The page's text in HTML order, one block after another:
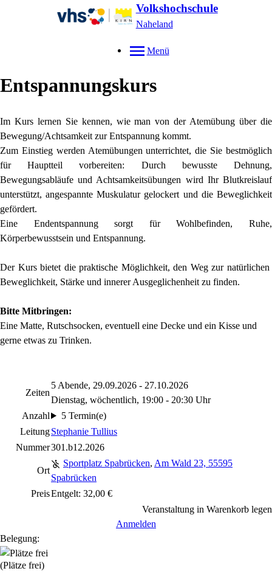
Volkshochschule
Naheland
Menü
Entspannungskurs
Im Kurs lernen Sie kennen, wie man von der Atemübung über die
Bewegung/Achtsamkeit zur Entspannung kommt.
Zum Einstieg werden Atemübungen unterrichtet, die Sie bestmöglich
für Hauptteil vorbereiten: Durch bewusste Dehnung,
Bewegungsabläufe und Achtsamkeitsübungen wird Ihr Blutkreislauf
unterstützt, angespannte Muskulatur gelockert und die Beweglichkeit
gefördert.
Eine Endentspannung sorgt für Wohlbefinden, Ruhe,
Körperbewusstsein und Entspannung.
Der Kurs bietet die praktische Möglichkeit, den Weg zur natürlichen
Beweglichkeit, Stärke und innerer Ausgeglichenheit zu finden.
Bitte Mitbringen:
Eine Matte, Rutschsocken, eventuell eine Decke und ein Kisse und
gerne etwas zu Trinken.
Zeiten
5 Abende, 29.09.2026 - 27.10.2026
Dienstag, wöchentlich, 19:00 - 20:30 Uhr
Anzahl
5 Termin(e)
LeitungStephanie Tullius
Nummer301.b12.2026
Ort
Sportplatz Spabrücken, Am Wald 23, 55595
Spabrücken
PreisEntgelt: 32,00 €
Veranstaltung in Warenkorb legen
Anmelden
Belegung:
(Plätze frei)